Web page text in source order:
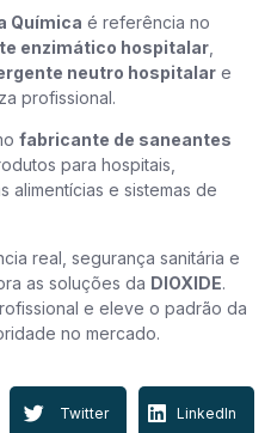
Química é referência no
enzimático hospitalar
neutro hospitalar e
profissional.
fabricante de saneantes
para hospitais,
alimentícias e sistemas de
real, segurança sanitária e
as soluções da DIOXIDE.
e eleve o padrão da
no mercado.
Twitter LinkedIn